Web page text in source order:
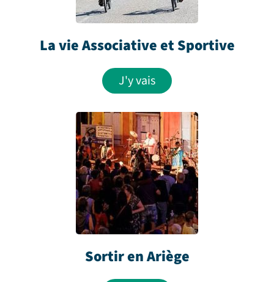
La vie Associative et Sportive
J'y vais
Sortir en Ariège